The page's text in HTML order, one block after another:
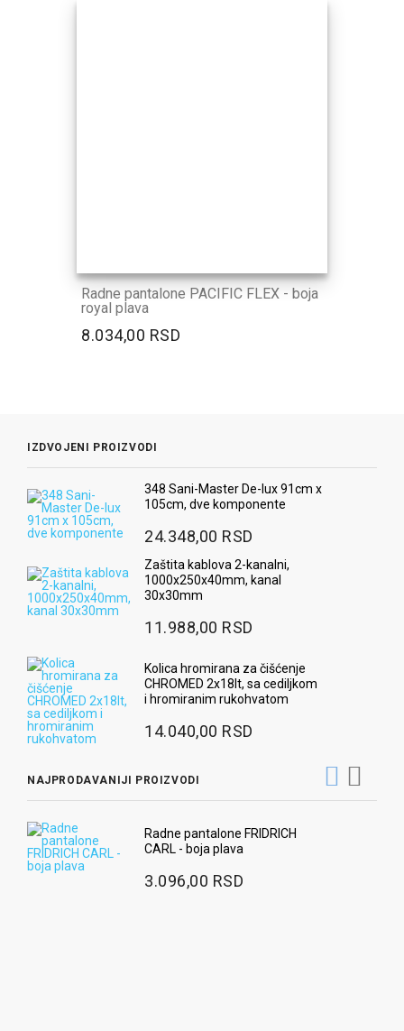
Radne pantalone PACIFIC FLEX - boja
royal plava
8.034,00 RSD
IZDVOJENI PROIZVODI
348 Sani-Master De-lux 91cm x
105cm, dve komponente
24.348,00 RSD
Zaštita kablova 2-kanalni,
1000x250x40mm, kanal
30x30mm
11.988,00 RSD
Kolica hromirana za čišćenje
CHROMED 2x18lt, sa cediljkom
i hromiranim rukohvatom
14.040,00 RSD
NAJPRODAVANIJI PROIZVODI
Radne pantalone FRIDRICH
CARL - boja plava
3.096,00 RSD